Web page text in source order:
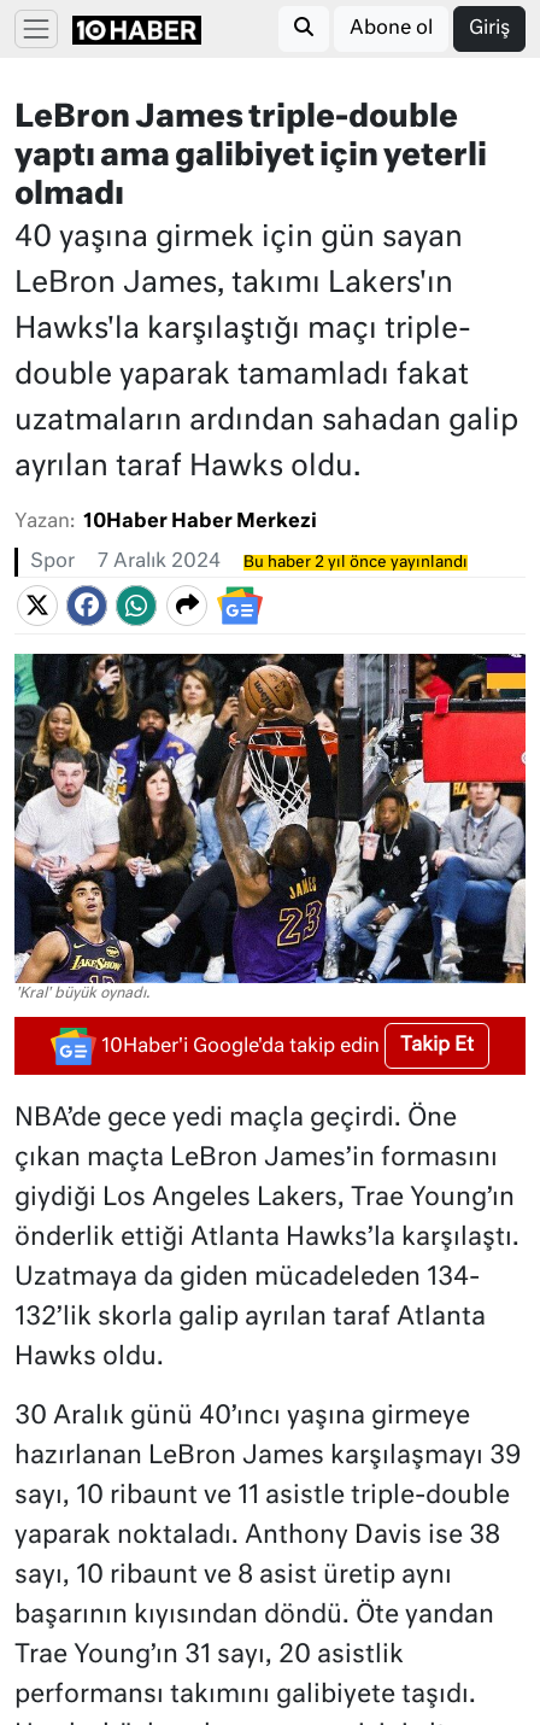
Abone ol Giriş
LeBron James triple-double
yaptı ama galibiyet için yeterli
olmadı
40 yaşına girmek için gün sayan
LeBron James, takımı Lakers'ın
Hawks'la karşılaştığı maçı triple-
double yaparak tamamladı fakat
uzatmaların ardından sahadan galip
ayrılan taraf Hawks oldu.
Yazan: 10Haber Haber Merkezi
Spor 7 Aralık 2024 Bu haber 2 yıl önce yayınlandı
'Kral' büyük oynadı.
10Haber'i Google'da takip edin Takip Et
NBA’de gece yedi maçla geçirdi. Öne
çıkan maçta LeBron James’in formasını
giydiği Los Angeles Lakers, Trae Young’ın
önderlik ettiği Atlanta Hawks’la karşılaştı.
Uzatmaya da giden mücadeleden 134-
132’lik skorla galip ayrılan taraf Atlanta
Hawks oldu.
30 Aralık günü 40’ıncı yaşına girmeye
hazırlanan LeBron James karşılaşmayı 39
sayı, 10 ribaunt ve 11 asistle triple-double
yaparak noktaladı. Anthony Davis ise 38
sayı, 10 ribaunt ve 8 asist üretip aynı
başarının kıyısından döndü. Öte yandan
Trae Young’ın 31 sayı, 20 asistlik
performansı takımını galibiyete taşıdı.